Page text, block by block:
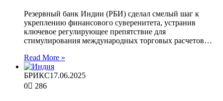
Резервный банк Индии (РБИ) сделал смелый шаг к
укреплению финансового суверенитета, устранив
ключевое регулирующее препятствие для
стимулирования международных торговых расчетов…
Read More »
БРИКС17.06.2025
0
286